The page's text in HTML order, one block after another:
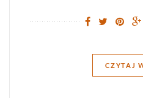
CZYTAJ